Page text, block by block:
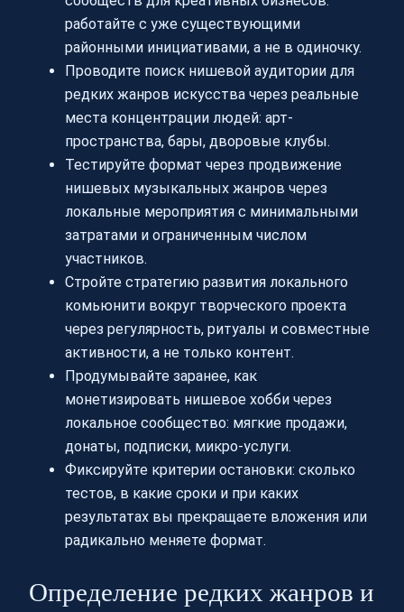
работайте с уже существующими
районными инициативами, а не в одиночку.
Проводите поиск нишевой аудитории для
редких жанров искусства через реальные
места концентрации людей: арт-
пространства, бары, дворовые клубы.
Тестируйте формат через продвижение
нишевых музыкальных жанров через
локальные мероприятия с минимальными
затратами и ограниченным числом
участников.
Стройте стратегию развития локального
комьюнити вокруг творческого проекта
через регулярность, ритуалы и совместные
активности, а не только контент.
Продумывайте заранее, как
монетизировать нишевое хобби через
локальное сообщество: мягкие продажи,
донаты, подписки, микро-услуги.
Фиксируйте критерии остановки: сколько
тестов, в какие сроки и при каких
результатах вы прекращаете вложения или
радикально меняете формат.
Определение редких жанров и